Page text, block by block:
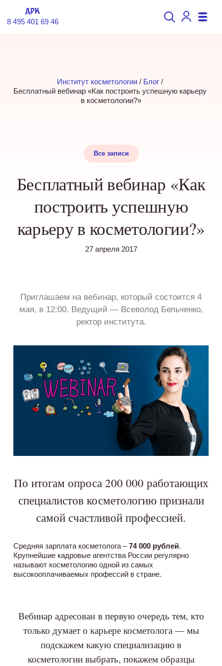
8 495 401 69 46
Институт косметологии / Блог /
Бесплатный вебинар «Как построить успешную карьеру
в косметологии?»
Все записи
Бесплатный вебинар «Как
построить успешную
карьеру в косметологии?»
27 апреля 2017
Приглашаем на вебинар, который состоится 4
мая, в 12:00. Ведущий — Всеволод Бельченко,
ректор института.
По итогам опроса 200 000 работающих
специалистов косметологию признали
самой счастливой профессией.
Средняя зарплата косметолога –74 000 рублей.
Крупнейшие кадровые агентства России регулярно
называют косметологию одной из самых
высокооплачиваемых профессий в стране.
Вебинар адресован в первую очередь тем, кто
только думает о карьере косметолога — мы
подскажем какую специализацию в
косметологии выбрать, покажем образцы